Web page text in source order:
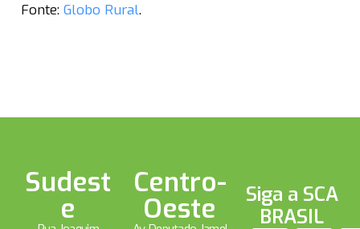
Fonte: Globo Rural.
Sudest
e
Centro-
Oeste
Siga a SCA
BRASIL